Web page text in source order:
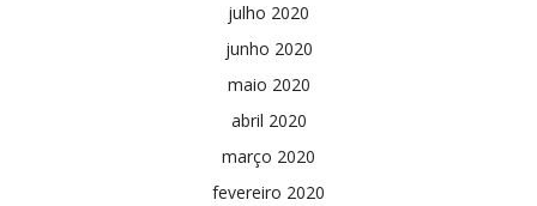
julho 2020
junho 2020
maio 2020
abril 2020
março 2020
fevereiro 2020